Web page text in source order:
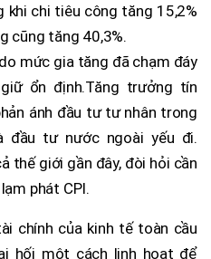
khi chi tiêu công tăng 15,2%
cũng tăng 40,3%.
mức gia tăng đã chạm đáy
ổn định.Tăng trưởng tín
ánh đầu tư tư nhân trong
đầu tư nước ngoài yếu đi.
thế giới gần đây, đòi hỏi cần
phát CPI.
chính của kinh tế toàn cầu
hối một cách linh hoạt để